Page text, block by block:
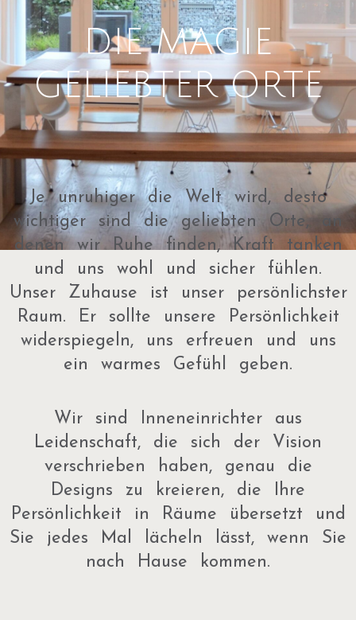
DIE MAGIE
GELIEBTER ORTE
Je unruhiger die Welt wird, desto
wichtiger sind die geliebten Orte, an
denen wir Ruhe finden, Kraft tanken
und uns wohl und sicher fühlen.
Unser Zuhause ist unser persönlichster
Raum. Er sollte unsere Persönlichkeit
widerspiegeln, uns erfreuen und uns
ein warmes Gefühl geben.
Wir sind Inneneinrichter aus
Leidenschaft, die sich der Vision
verschrieben haben, genau die
Designs zu kreieren, die Ihre
Persönlichkeit in Räume übersetzt und
Sie jedes Mal lächeln lässt, wenn Sie
nach Hause kommen.